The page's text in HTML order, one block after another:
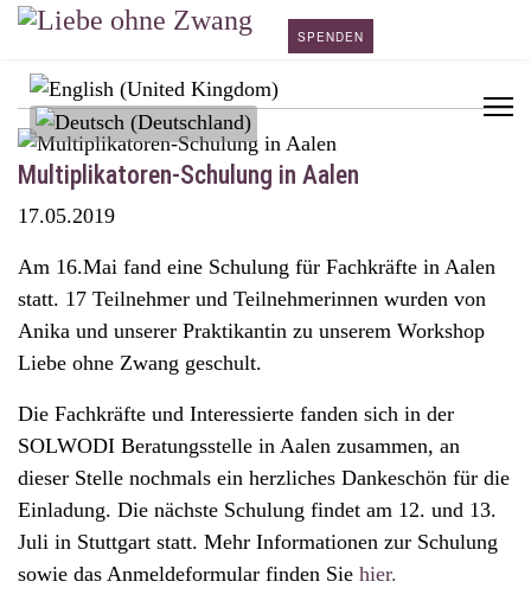
SPENDEN
Sprache auswählen
Multiplikatoren-Schulung in Aalen
17.05.2019
Am 16.Mai fand eine Schulung für Fachkräfte in Aalen
statt. 17 Teilnehmer und Teilnehmerinnen wurden von
Anika und unserer Praktikantin zu unserem Workshop
Liebe ohne Zwang geschult.
Die Fachkräfte und Interessierte fanden sich in der
SOLWODI Beratungsstelle in Aalen zusammen, an
dieser Stelle nochmals ein herzliches Dankeschön für die
Einladung. Die nächste Schulung findet am 12. und 13.
Juli in Stuttgart statt. Mehr Informationen zur Schulung
sowie das Anmeldeformular finden Sie hier.